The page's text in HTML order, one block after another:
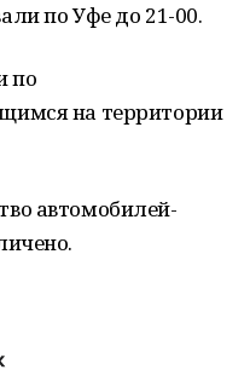
по Уфе до 21-00.
по
на территории
автомобилей-